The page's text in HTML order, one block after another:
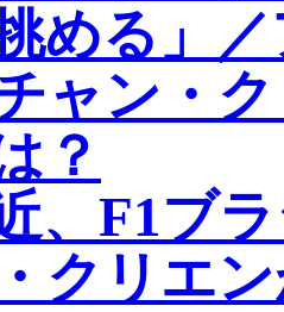
める」
ャン・
？
、F1ブ
クリエ